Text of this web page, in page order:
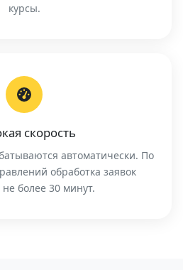
курсы.
скорость
автоматически. По
обработка заявок
более 30 минут.